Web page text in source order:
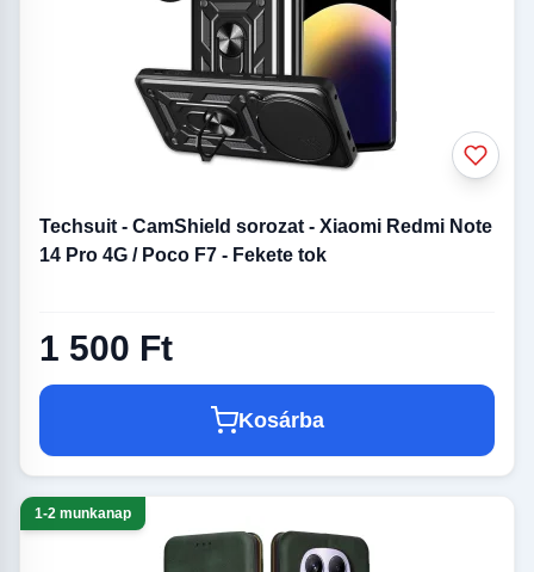
Techsuit - CamShield sorozat - Xiaomi Redmi Note
14 Pro 4G / Poco F7 - Fekete tok
1 500 Ft
Kosárba
1-2 munkanap